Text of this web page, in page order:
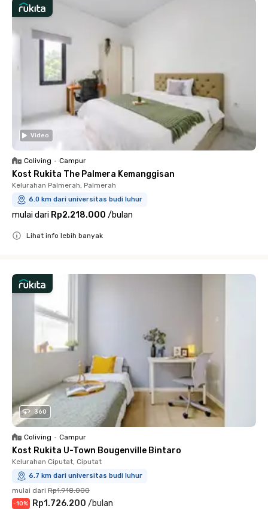
Video
Coliving • Campur
Kost Rukita The Palmera Kemanggisan
Kelurahan Palmerah, Palmerah
6.0 km dari universitas budi luhur
mulai dari Rp2.218.000 /bulan
Lihat info lebih banyak
360
Coliving • Campur
Kost Rukita U-Town Bougenville Bintaro
Kelurahan Ciputat, Ciputat
6.7 km dari universitas budi luhur
mulai dari Rp1.918.000
-10% Rp1.726.200 /bulan